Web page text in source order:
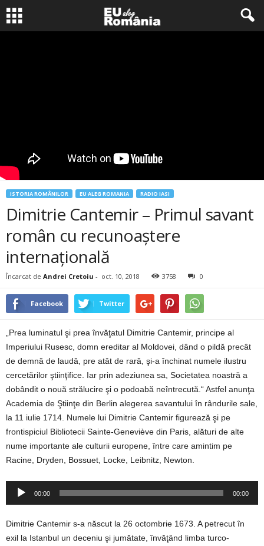
ISTORIA ROMÂNILOR EU ALEG ROMANIA RADIO IASI
Dimitrie Cantemir – Primul savant
român cu recunoaştere
internaţională
Încarcat de Andrei Cretoiu - oct. 10, 2018 3758 0
Facebook Twitter
„Prea luminatul şi prea învăţatul Dimitrie Cantemir, principe al
Imperiului Rusesc, domn ereditar al Moldovei, dând o pildă precât
de demnă de laudă, pre atât de rară, şi-a închinat numele ilustru
cercetărilor ştiinţifice. Iar prin adeziunea sa, Societatea noastră a
dobândit o nouă strălucire şi o podoabă neîntrecută.“ Astfel anunţa
Academia de Ştiinţe din Berlin alegerea savantului în rândurile sale,
la 11 iulie 1714. Numele lui Dimitrie Cantemir figurează şi pe
frontispiciul Bibliotecii Sainte-Geneviève din Paris, alături de alte
nume importante ale culturii europene, între care amintim pe
Racine, Dryden, Bossuet, Locke, Leibnitz, Newton.
Player
00:00 00:00
Dimitrie Cantemir s-a născut la 26 octombrie 1673. A petrecut în
exil la Istanbul un deceniu şi jumătate, învăţând limba turco-